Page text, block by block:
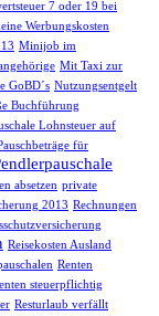
7 oder 19 bei
Werbungskosten
Minijob im
Mit Taxi zur
GoBD´s Nutzungsentgelt
Buchführung
Lohnsteuer auf
für
absetzen private
2013 Rechnungen
Reisekosten Ausland
Renten
steuerpflichtig
Resturlaub verfällt